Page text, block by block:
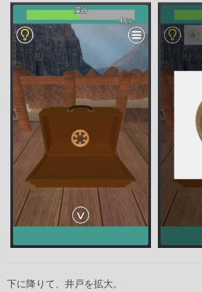
下に降りて、井戸を拡大。